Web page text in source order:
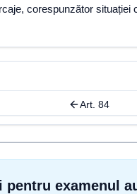
corespunzător
Art. 84
pentru examenul